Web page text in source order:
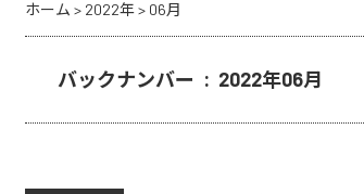
ホーム > 2022年> 06月
バックナンバー : 2022年06月